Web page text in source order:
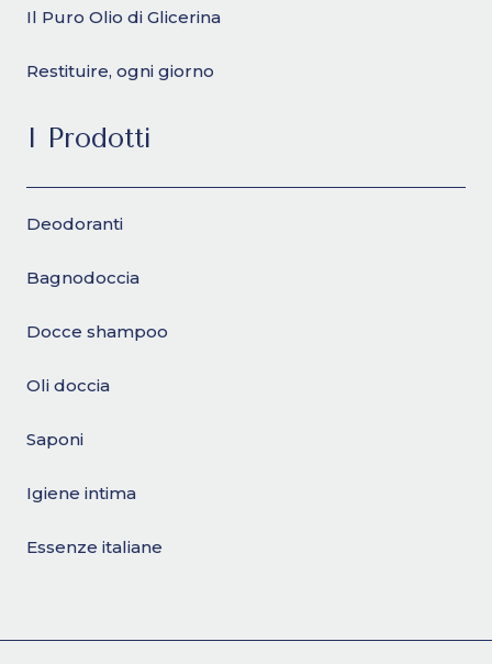
Il Puro Olio di Glicerina
Restituire, ogni giorno
I Prodotti
Deodoranti
Bagnodoccia
Docce shampoo
Oli doccia
Saponi
Igiene intima
Essenze italiane